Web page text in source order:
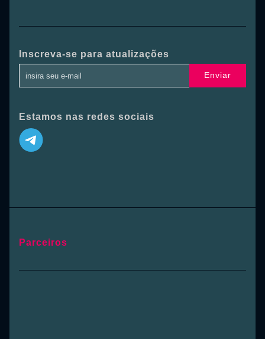
Inscreva-se para atualizações
Enviar
Estamos nas redes sociais
Parceiros